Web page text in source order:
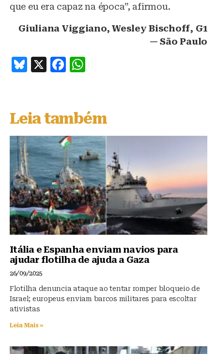
que eu era capaz na época”, afirmou.
Giuliana Viggiano, Wesley Bischoff, G1
— São Paulo
B
s
k
y
X
F
e
b
o
o
k
s
A
p
p
Leia também
Itália e Espanha enviam navios para
ajudar flotilha de ajuda a Gaza
26/09/2025
Flotilha denuncia ataque ao tentar romper bloqueio de
Israel; europeus enviam barcos militares para escoltar
ativistas
Leia Mais »